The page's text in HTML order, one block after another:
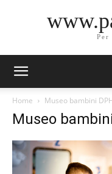
Per
Home Museo bambini
Museo